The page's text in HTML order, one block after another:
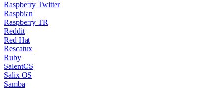
Raspberry Twitter
Raspbian
Raspberry TR
Reddit
Red Hat
Rescatux
Ruby
SalentOS
Salix OS
Samba